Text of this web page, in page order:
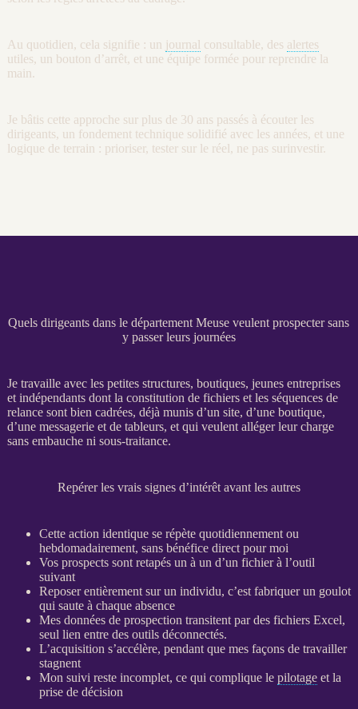
Au quotidien, cela signifie : un journal consultable, des alertes
utiles, un bouton d’arrêt, et une équipe formée pour reprendre la
main.
Je bâtis cette approche sur plus de 30 ans passés à écouter les
dirigeants, un fondement technique solidifié avec les années, et une
logique de terrain : prioriser, tester sur le réel, ne pas surinvestir.
Quels dirigeants dans le département Meuse veulent prospecter sans
y passer leurs journées
Je travaille avec les petites structures, boutiques, jeunes entreprises
et indépendants dont la constitution de fichiers et les séquences de
relancesont bien cadrées, déjà munis d’un site, d’une boutique,
d’une messagerie et de tableurs, et qui veulent alléger leur charge
sans embauche ni sous-traitance.
Repérer les vrais signes d’intérêt avant les autres
Cette action identique se répète quotidiennement ou
hebdomadairement, sans bénéfice direct pour moi
Vos prospectssont retapés un à un d’un fichier à l’outil
suivant
Reposer entièrement sur un individu, c’est fabriquer un goulot
qui saute à chaque absence
Mes donnéesde prospection transitent par des fichiers Excel,
seul lien entre des outils déconnectés.
L’acquisition s’accélère, pendant que mes façons de travailler
stagnent
Mon suivi reste incomplet, ce qui complique le pilotageet la
prise de décision